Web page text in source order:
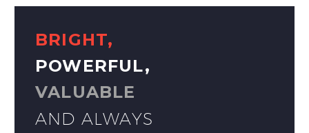
BRIGHT,
POWERFUL,
VALUABLE
AND ALWAYS